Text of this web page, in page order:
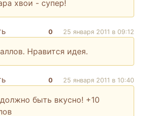
хвои - супер!
0 25 января 2011 в 09:12
Нравится идея.
0 25 января 2011 в 10:40
быть вкусно! +10